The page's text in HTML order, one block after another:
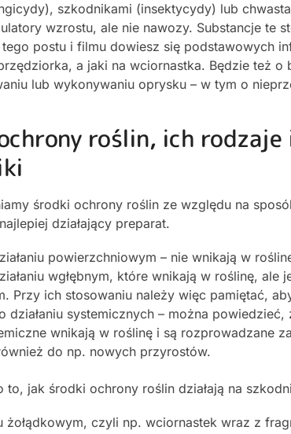
szkodnikami (insektycydy) lub
wzrostu, ale nie nawozy. Substancje te
postu i filmu dowiesz się podstawowych
a jaki na wciornastka. Będzie też o
lub wykonywaniu oprysku – w tym o
roślin, ich rodzaje
środki ochrony roślin ze względu na
działający preparat.
powierzchniowym – nie wnikają w
wgłębnym, które wnikają w roślinę,
Przy ich stosowaniu należy więc pamiętać,
działaniu systemicznych – można
wnikają w roślinę i są rozprowadzane
do np. nowych przyrostów.
to, jak środki ochrony roślin działają na
żołądkowym, czyli np. wciornastek wraz z